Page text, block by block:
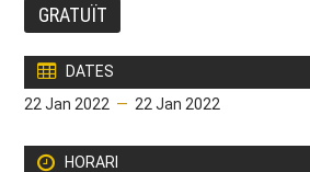
GRATUÏT
DATES
22 Jan 2022 — 22 Jan 2022
HORARI